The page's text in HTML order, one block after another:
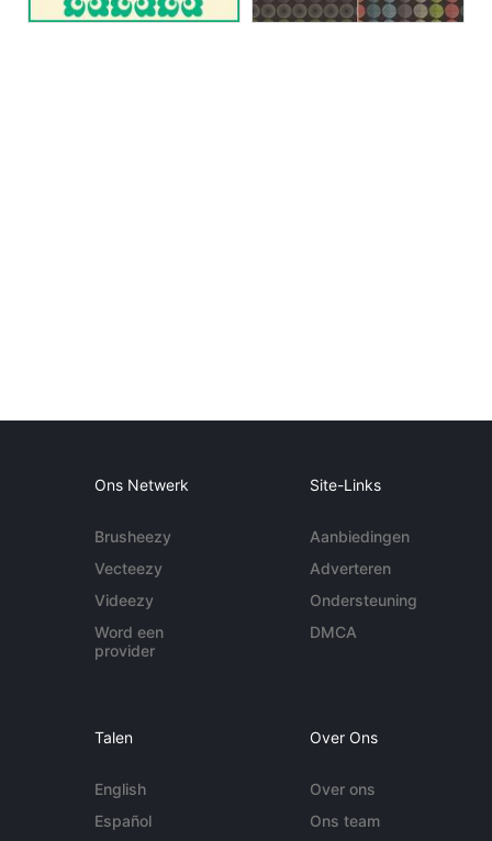
Ons Netwerk
Brusheezy
Vecteezy
Videezy
Word een
provider
Site-Links
Aanbiedingen
Adverteren
Ondersteuning
DMCA
Talen
English
Español
Over Ons
Over ons
Ons team